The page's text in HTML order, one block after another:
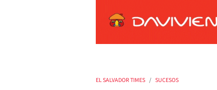
EL SALVADOR TIMES SUCESOS